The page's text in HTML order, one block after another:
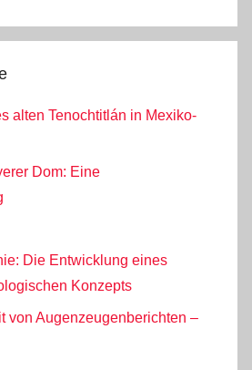
alten Tenochtitlán in Mexiko-
Dom: Eine
Die Entwicklung eines
Konzepts
von Augenzeugenberichten –